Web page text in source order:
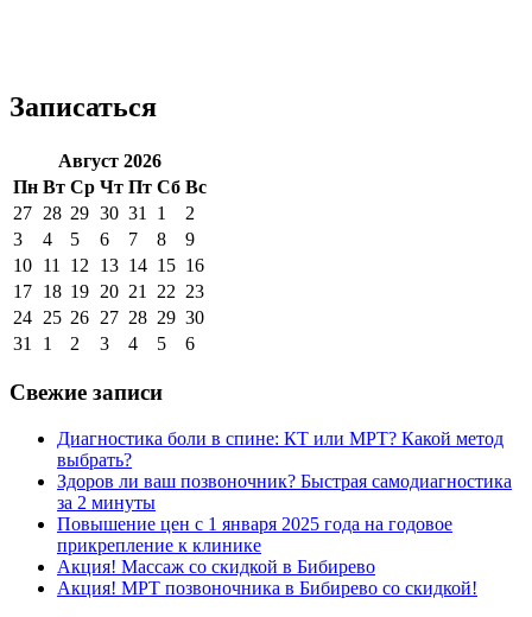
Записаться
Август 2026
Пн Вт Ср Чт Пт Сб Вс
27 28 29 30 31 1
2
3
4 5 6 7 8
9
10 11 12 13 14 15 16
17 18 19 20 21 22 23
24 25 26 27 28 29 30
31
1 2 3 4 5 6
Свежие записи
Диагностика боли в спине: КТ или МРТ? Какой метод
выбрать?
Здоров ли ваш позвоночник? Быстрая самодиагностика
за 2 минуты
Повышение цен с 1 января 2025 года на годовое
прикрепление к клинике
Акция! Массаж со скидкой в Бибирево
Акция! МРТ позвоночника в Бибирево со скидкой!